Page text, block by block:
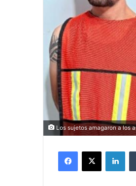
Los sujetos amagaron a los
Facebook
X